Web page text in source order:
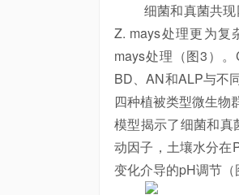
细菌和真菌共现网
Z. mays处理更为复
mays处理（图3）
BD、AN和ALP与不
四种植被类型微生物
模型揭示了细菌和
动因子，土壤水分在
变化介导的pH调节（